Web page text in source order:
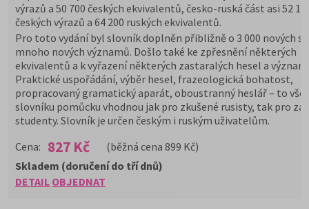
výrazů a 50 700 českých ekvivalentů, česko-ruská část asi 52
českých výrazů a 64 200 ruských ekvivalentů.
Pro toto vydání byl slovník doplněn přibližně o 3 000 nových
mnoho nových významů. Došlo také ke zpřesnění některých
ekvivalentů a k vyřazení některých zastaralých hesel a
Praktické uspořádání, výběr hesel, frazeologická bohatost,
propracovaný gramatický aparát, oboustranný heslář – to vše
slovníku pomůcku vhodnou jak pro zkušené rusisty, tak pro
studenty. Slovník je určen českým i ruským uživatelům.
Cena: 827 Kč (běžná cena 899 Kč)
DETAIL OBJEDNAT
Skladem (doručení do tří dnů)